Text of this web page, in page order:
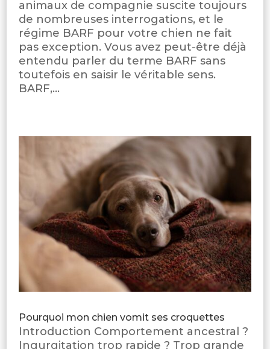
animaux de compagnie suscite toujours
de nombreuses interrogations, et le
régime BARF pour votre chien ne fait
pas exception. Vous avez peut-être déjà
entendu parler du terme BARF sans
toutefois en saisir le véritable sens.
BARF,...
Pourquoi mon chien vomit ses croquettes
Introduction Comportement ancestral ?
Ingurgitation trop rapide ? Trop grande